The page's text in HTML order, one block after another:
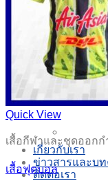
เกี่ยวกับเรา
ข่าวสารและบ
ติดต่อเรา
Quick View
เสื้อกีฬาและชุดออกก
เสื้อฟุตบอล